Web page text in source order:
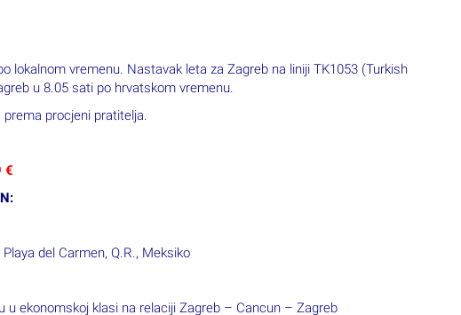
lokalnom vremenu. Nastavak leta za Zagreb na liniji TK1053 (Turkish
procjeni pratitelja.
€
del Carmen, Q.R., Meksiko
klasi na relaciji Zagreb – Cancun – Zagreb
na osnovu 7 noćenja s doručkom